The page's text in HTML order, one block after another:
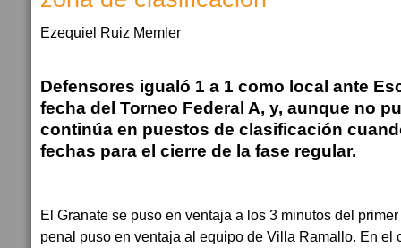
Ezequiel Ruiz Memler
Defensores igualó 1 a 1 como local ante
fecha del Torneo Federal A, y, aunque no
continúa en puestos de clasificación
fechas para el cierre de la fase regular.
El Granate se puso en ventaja a los 3 minutos del
penal puso en ventaja al equipo de Villa Ramallo. En el